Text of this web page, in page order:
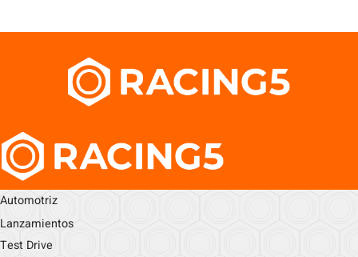
Automotriz
Lanzamientos
Test Drive